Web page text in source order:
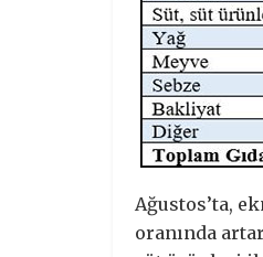
Ağustos’ta,
oranında